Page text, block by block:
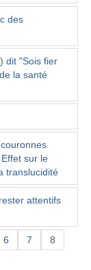
des
dit "Sois fier
la santé
sur le
translucidité
attentifs
6 7 8